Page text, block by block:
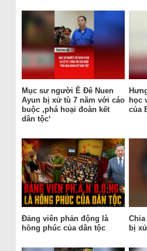
Mục sư người Ê Đê Nuen
Ayun bị xử tù 7 năm với cáo
buộc ‚phá hoại đoàn kết
dân tộc‘
học
của
Đảng viên phản động là
hồng phúc của dân tộc
bị